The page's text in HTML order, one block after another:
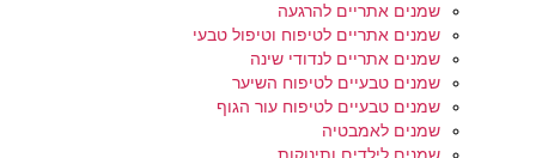
שמנים אתריים להרגעה
שמנים אתריים לטיפוח וטיפול טבעי
שמנים אתריים לנדודי שינה
שמנים טבעיים לטיפוח השיער
שמנים טבעיים לטיפוח עור הגוף
שמנים לאמבטיה